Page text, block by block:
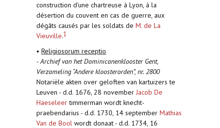
construction d'une chartreuse à Lyon, à la
désertion du couvent en cas de guerre, aux
dégâts causés par les soldats de M. de La
Vieuville.1
• Religiosorum receptio
-Archief van het Dominicanenklooster Gent,
Verzameling “Andere kloosterorden”, nr. 2800
Notariële akten over geloften van kartuizers te
Leuven - d.d. 1676, 28 november Jacob De
Haeseleertimmerman wordt knecht-
praebendarius - d.d. 1730, 14 september Mathias
Van de Bool wordt donaat - d.d. 1734, 16